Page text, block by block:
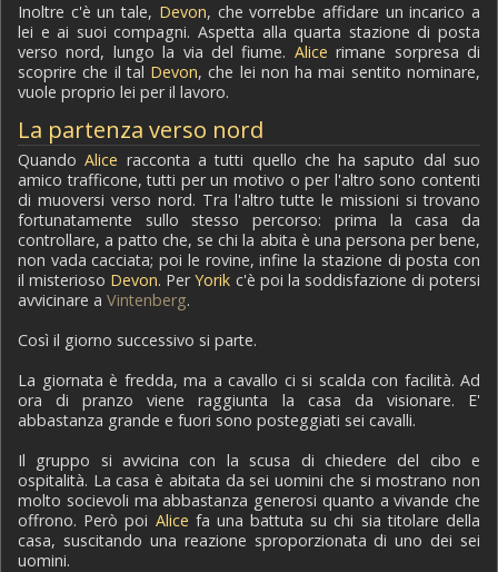
Inoltre c'è un tale, Devon, che vorrebbe affidare un incarico a
lei e ai suoi compagni. Aspetta alla quarta stazione di posta
verso nord, lungo la via del fiume. Alice rimane sorpresa di
scoprire che il tal Devon, che lei non ha mai sentito nominare,
vuole proprio lei per il lavoro.
La partenza verso nord
QuandoAlice racconta a tutti quello che ha saputo dal suo
amico trafficone, tutti per un motivo o per l'altro sono contenti
di muoversi verso nord. Tra l'altro tutte le missioni si trovano
fortunatamente sullo stesso percorso: prima la casa da
controllare, a patto che, se chi la abita è una persona per bene,
non vada cacciata; poi le rovine, infine la stazione di posta con
il misterioso Devon. PerYorik c'è poi la soddisfazione di potersi
avvicinare a Vintenberg.
Così il giorno successivo si parte.
La giornata è fredda, ma a cavallo ci si scalda con facilità. Ad
ora di pranzo viene raggiunta la casa da visionare. E'
abbastanza grande e fuori sono posteggiati sei cavalli.
Il gruppo si avvicina con la scusa di chiedere del cibo e
ospitalità. La casa è abitata da sei uomini che si mostrano non
molto socievoli ma abbastanza generosi quanto a vivande che
offrono. Però poi Alice fa una battuta su chi sia titolare della
casa, suscitando una reazione sproporzionata di uno dei sei
uomini.